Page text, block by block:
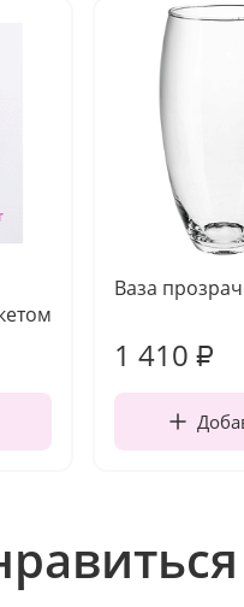
Ваза
1 410 ₽